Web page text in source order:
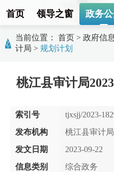
首页 领导之窗 政务
当前位置： 首页 > 政府信
计局 > 规划计划
桃江县审计局
索引号
tjxsjj/2023-
发布机构
桃江县审计局
发文日期
2023-09-22
信息类别
综合政务